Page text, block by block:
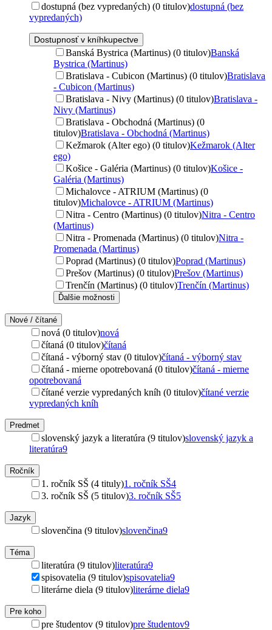
dostupná (bez vypredaných) (0 titulov)dostupná (bez
vypredaných)
Dostupnosť v kníhkupectve
Banská Bystrica (Martinus) (0 titulov)Banská
Bystrica (Martinus)
Bratislava - Cubicon (Martinus) (0 titulov)Bratislava
- Cubicon (Martinus)
Bratislava - Nivy (Martinus) (0 titulov)Bratislava -
Nivy (Martinus)
Bratislava - Obchodná (Martinus) (0
titulov)Bratislava - Obchodná (Martinus)
Kežmarok (Alter ego) (0 titulov)Kežmarok (Alter
ego)
Košice - Galéria (Martinus) (0 titulov)Košice -
Galéria (Martinus)
Michalovce - ATRIUM (Martinus) (0
titulov)Michalovce - ATRIUM (Martinus)
Nitra - Centro (Martinus) (0 titulov)Nitra - Centro
(Martinus)
Nitra - Promenada (Martinus) (0 titulov)Nitra -
Promenada (Martinus)
Poprad (Martinus) (0 titulov)Poprad (Martinus)
Prešov (Martinus) (0 titulov)Prešov (Martinus)
Trenčín (Martinus) (0 titulov)Trenčín (Martinus)
Ďalšie možnosti
Nové / čítané
nová (0 titulov)nová
čítaná (0 titulov)čítaná
čítaná - výborný stav (0 titulov)čítaná - výborný stav
čítaná - mierne opotrebovaná (0 titulov)čítaná - mierne
opotrebovaná
čítané verzie vypredaných kníh (0 titulov)čítané verzie
vypredaných kníh
Predmet
slovenský jazyk a literatúra (9 titulov)slovenský jazyk a
literatúra9
Ročník
1. ročník SŠ (4 tituly)1. ročník SŠ4
3. ročník SŠ (5 titulov)3. ročník SŠ5
Jazyk
slovenčina (9 titulov)slovenčina9
Téma
literatúra (9 titulov)literatúra9
spisovatelia (9 titulov)spisovatelia9
literárne diela (9 titulov)literárne diela9
Pre koho
pre študentov (9 titulov)pre študentov9